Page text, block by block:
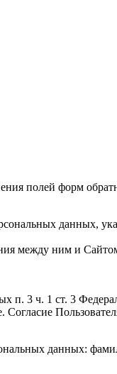
полей форм
данных,
между ним и
п. 3 ч. 1 ст. 3
данных: